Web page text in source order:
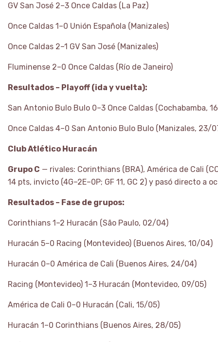
GV San José 2–3 Once Caldas (La Paz)
Once Caldas 1–0 Unión Española (Manizales)
Once Caldas 2–1 GV San José (Manizales)
Fluminense 2–0 Once Caldas (Río de Janeiro)
Resultados – Playoff (ida y vuelta):
San Antonio Bulo Bulo 0–3 Once Caldas (Cochabamba,
Once Caldas 4–0 San Antonio Bulo Bulo (Manizales, 23/
Club Atlético Huracán
Grupo C — rivales: Corinthians (BRA), América de Cali
14 pts, invicto (4G–2E–0P; GF 11, GC 2) y pasó directo a
Resultados – Fase de grupos:
Corinthians 1–2 Huracán (São Paulo, 02/04)
Huracán 5–0 Racing (Montevideo) (Buenos Aires, 10/04)
Huracán 0–0 América de Cali (Buenos Aires, 24/04)
Racing (Montevideo) 1–3 Huracán (Montevideo, 09/05)
América de Cali 0–0 Huracán (Cali, 15/05)
Huracán 1–0 Corinthians (Buenos Aires, 28/05)